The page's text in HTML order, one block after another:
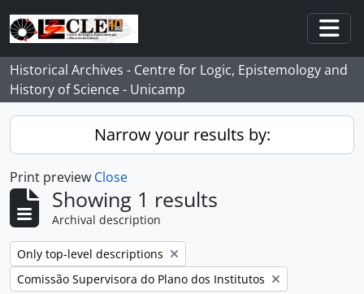
Skip to main content
Historical Archives - Centre for Logic, Epistemology and
History of Science - Unicamp
Narrow your results by:
Print preview Close
Showing 1 results
Archival description
Remove filter:
Only top-level descriptions
Remove filter:
Comissão Supervisora do Plano dos Institutos